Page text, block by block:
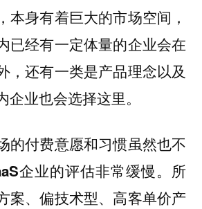
本身有着巨大的市场空间，
已经有一定体量的企业会在
，还有一类是产品理念以及
业也会选择这里。
的付费意愿和习惯虽然也不
企业的评估非常缓慢。所
案、偏技术型、高客单价产